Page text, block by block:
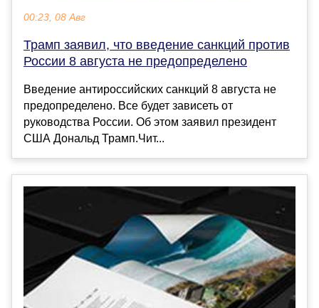
00:23, 08 Авг
Трамп заявил, что введение санкций против
России 8 августа не предопределено
Введение антироссийских санкций 8 августа не
предопределено. Все будет зависеть от
руководства России. Об этом заявил президент
США Дональд Трамп.Чит...